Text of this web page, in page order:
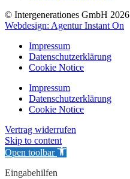
© Intergenerationes GmbH 2026
Webdesign: Agentur Instant On
Impressum
Datenschutzerklärung
Cookie Notice
Impressum
Datenschutzerklärung
Cookie Notice
Vertrag widerrufen
Skip to content
Open toolbar
Eingabehilfen